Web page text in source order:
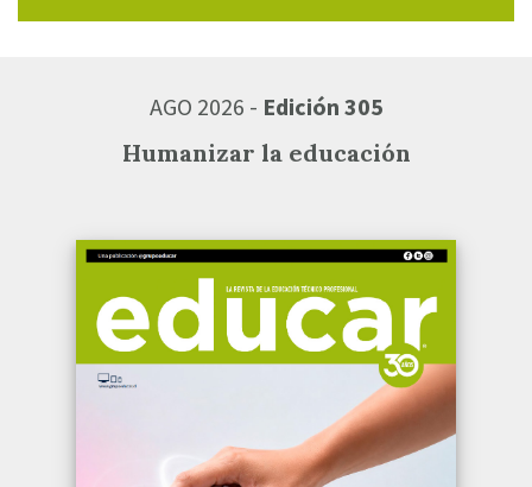
AGO 2026 - Edición 305
Humanizar la educación